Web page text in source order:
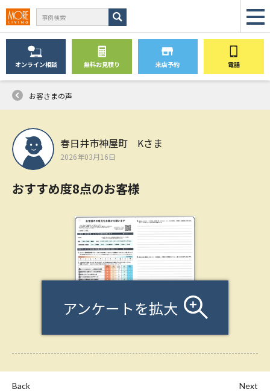
オンライン相談 無料お見積り 来店予約 電話
お客さまの声
春日井市神屋町 Kさま
2026年03月16日
おすすめ度8点のお客様
アンケートを拡大
Back
Next